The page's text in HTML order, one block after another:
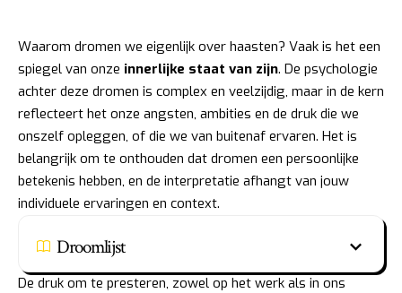
Waarom dromen we eigenlijk over haasten? Vaak is het een
spiegel van onze innerlijke staat van zijn. De psychologie
achter deze dromen is complex en veelzijdig, maar in de kern
reflecteert het onze angsten, ambities en de druk die we
onszelf opleggen, of die we van buitenaf ervaren. Het is
belangrijk om te onthouden dat dromen een persoonlijke
betekenis hebben, en de interpretatie afhangt van jouw
individuele ervaringen en context.
Droomlijst
De druk om te presteren, zowel op het werk als in ons